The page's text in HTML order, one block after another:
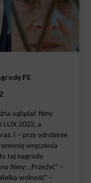
PE
oglądać filmy
LUX 2022, a
I – przy odrobinie
wręczenia
tej nagrody
filmy: „Przeżyć” –
wolność” –